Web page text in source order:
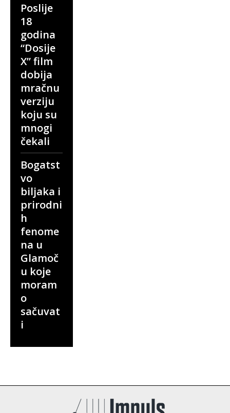
Poslije
18
godina
“Dosije
X” film
dobija
mračnu
verziju
koju su
mnogi
čekali
Bogatst
vo
biljaka i
prirodni
h
fenome
na u
Glamoč
u koje
moram
o
sačuvat
i